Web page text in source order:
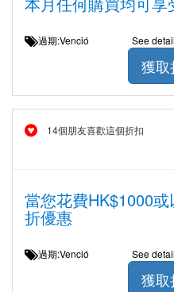
過期:Venció See
獲取
14個朋友喜歡這個折扣
當您花費HK$1000
折優惠
過期:Venció See
獲取